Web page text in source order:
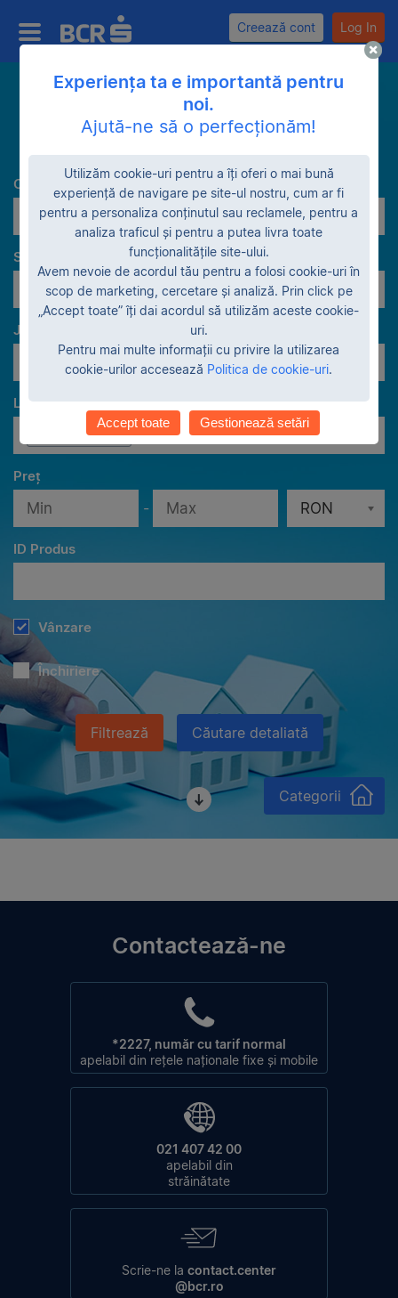
Creează cont Log In
Caută
Categorie
Extravilan
Stadiu garanție
În proprietatea BCR
Judeţe
Toate judeţele
Localităţi
Toate localităţile
Preț
- RON
ID Produs
Vânzare
Închiriere
Filtrează Căutare detaliată
Categorii
Contactează-ne
*2227, număr cu tarif normal
apelabil din rețele naționale fixe și mobile
021 407 42 00
apelabil din
străinătate
Scrie-ne la contact.center
@bcr.ro
Experiența ta e importantă pentru
noi.
Ajută-ne să o perfecționăm!
Utilizăm cookie-uri pentru a îți oferi o mai bună
experiență de navigare pe site-ul nostru, cum ar fi
pentru a personaliza conținutul sau reclamele, pentru a
analiza traficul și pentru a putea livra toate
funcționalitățile site-ului.
Avem nevoie de acordul tău pentru a folosi cookie-uri în
scop de marketing, cercetare și analiză. Prin click pe
„Accept toate” îți dai acordul să utilizăm aceste cookie-
uri.
Pentru mai multe informații cu privire la utilizarea
cookie-urilor accesează Politica de cookie-uri.
Accept toate Gestionează setări